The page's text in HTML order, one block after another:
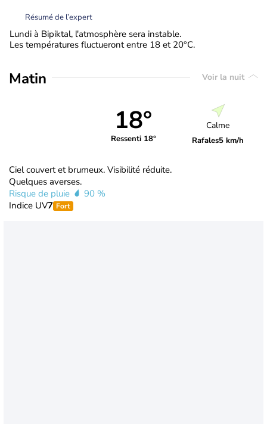
Résumé de l’expert
Lundi à Bipiktal, l'atmosphère sera instable.
Les températures fluctueront entre 18 et 20°C.
Matin Voir la nuit
18°
Ressenti 18°
Calme
Rafales5 km/h
Ciel couvert et brumeux. Visibilité réduite.
Quelques averses.
Risque de pluie
90 %
Indice UV7 Fort